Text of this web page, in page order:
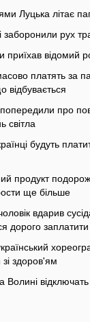
Луцька літає
заборонили рух
приїхав відомий
платять за
відбувається
попередили про
світла
будуть
продукт
ще більше
вдарив
дорого заплатити
здоров'ям
Волині